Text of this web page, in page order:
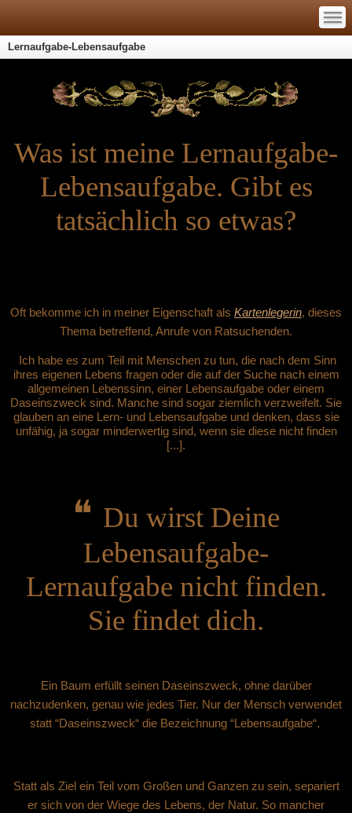
—
—
—
Lernaufgabe-Lebensaufgabe
Was ist meine Lernaufgabe-
Lebensaufgabe. Gibt es
tatsächlich so etwas?
Oft bekomme ich in meiner Eigenschaft als Kartenlegerin, dieses
Thema betreffend, Anrufe von Ratsuchenden.
Ich habe es zum Teil mit Menschen zu tun, die nach dem Sinn
ihres eigenen Lebens fragen oder die auf der Suche nach einem
allgemeinen Lebenssinn, einer Lebensaufgabe oder einem
Daseinszweck sind. Manche sind sogar ziemlich verzweifelt. Sie
glauben an eine Lern- und Lebensaufgabe und denken, dass sie
unfähig, ja sogar minderwertig sind, wenn sie diese nicht finden
[...].
❝ Du wirst Deine
Lebensaufgabe-
Lernaufgabe nicht finden.
Sie findet dich.
Ein Baum erfüllt seinen Daseinszweck, ohne darüber
nachzudenken, genau wie jedes Tier. Nur der Mensch verwendet
statt “Daseinszweck“ die Bezeichnung “Lebensaufgabe“.
Statt als Ziel ein Teil vom Großen und Ganzen zu sein, separiert
er sich von der Wiege des Lebens, der Natur. So mancher